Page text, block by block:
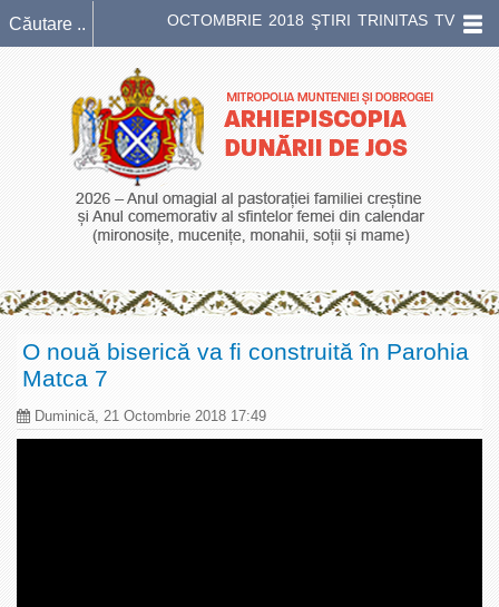
OCTOMBRIE 2018 ŞTIRI TRINITAS TV
O nouă biserică va fi construită în Parohia
Matca 7
Duminică, 21 Octombrie 2018 17:49